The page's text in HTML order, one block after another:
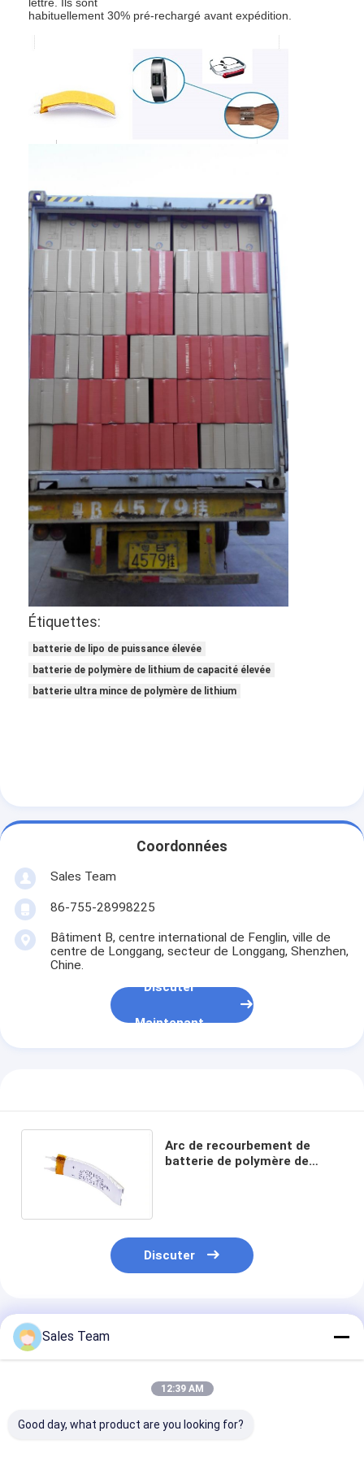
Visite d'usine
Contactez-nous
batterie du lithium lifepo4
Batterie lithium-polymère
batteries de stockage de l'énergie
NiMH rechargeables Batteries
packs de batteries NiMH
NiCd batteries rechargeables
packs de batteries au lithium ionique
batterie rechargeable de lae de poche
batterie d'éclairage de secours
Batterie de Li Socl2
habituellement 30% pré-rechargé avant expédition.
Étiquettes:
batterie de lipo de puissance élevée
batterie de polymère de lithium de capacité élevée
batterie ultra mince de polymère de lithium
Coordonnées
Sales Team
86-755-28998225
Bâtiment B, centre international de Fenglin, ville de
centre de Longgang, secteur de Longgang, Shenzhen,
Chine.
Discuter
Maintenant
Arc de recourbement de
batterie de polymère de
Discuter
Produits Recommandés
Sales Team
12:39 AM
Good day, what product are you looking for?